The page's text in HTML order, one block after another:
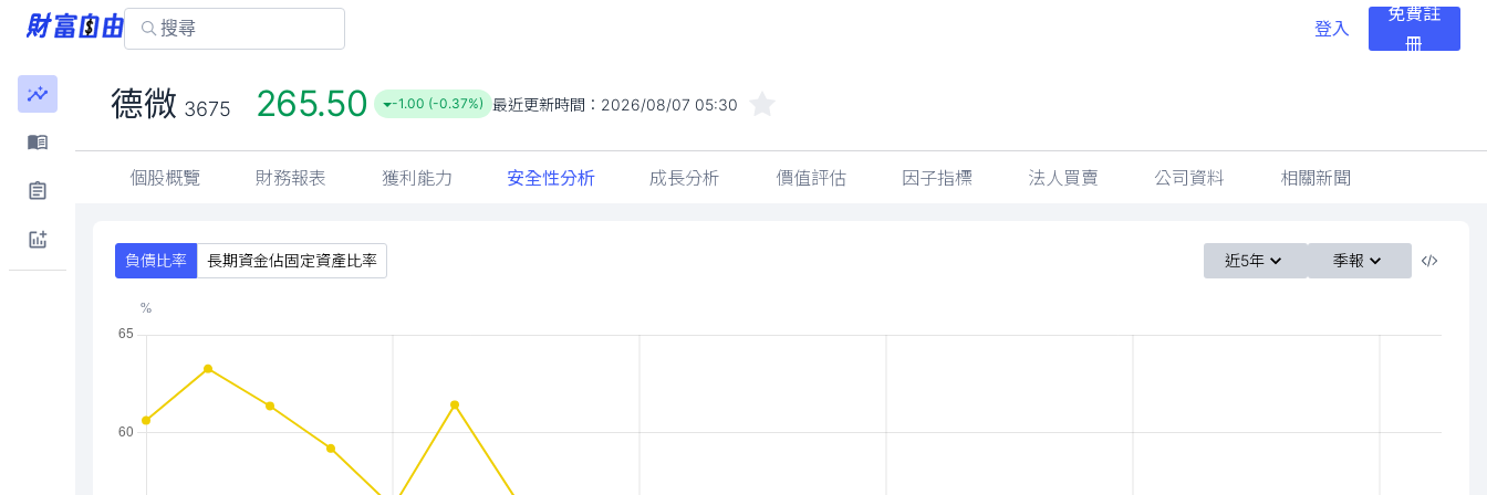
登入
免費註
冊
德微 3675 265.50 -1.00 (-0.37%) 最近更新時間： 2026/08/07 05:30
個股概覽 財務報表 獲利能力 安全性分析 成長分析 價值評估 因子指標 法人買賣 公司資料 相關新聞
負債比率 長期資金佔固定資產比率 近5年 季報